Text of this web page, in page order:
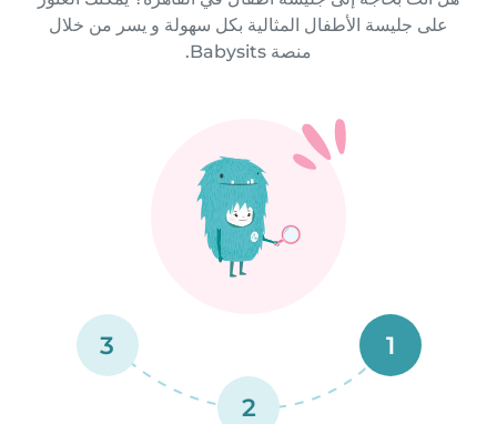
على جليسة الأطفال المثالية بكل سهولة و يسر من خلال
منصة Babysits.
1
2
3